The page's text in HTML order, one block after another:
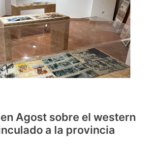
Agost sobre el western
a la provincia